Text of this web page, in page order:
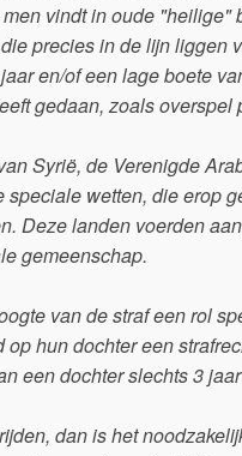
vindt in oude "heilige"
precies in de lijn liggen
en/of een lage boete
gedaan, zoals overspel
Syrië, de Verenigde
wetten, die erop
Deze landen voerden
gemeenschap.
van de straf een rol
hun dochter een
een dochter slechts 3
dan is het